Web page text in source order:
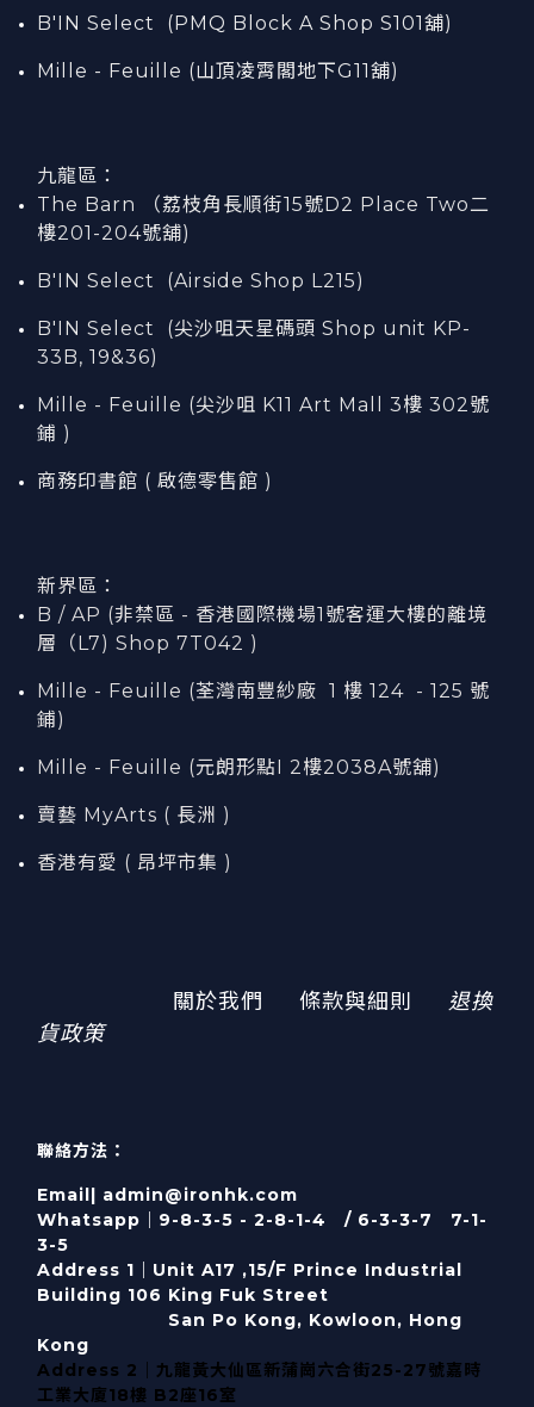
B'IN Select (PMQ Block A Shop S101舖)
Mille - Feuille (山頂凌霄閣地下G11舖)
九龍區：
The Barn （荔枝角長順街15號D2 Place Two二
樓201-204號舖)
B'IN Select (Airside Shop L215)
B'IN Select (尖沙咀天星碼頭 Shop unit KP-
33B, 19&36)
Mille - Feuille (尖沙咀 K11 Art Mall 3樓 302號
鋪 )
商務印書館 ( 啟德零售館 )
新界區：
B / AP (非禁區 - 香港國際機場1號客運大樓的離境
層（L7) Shop 7T042 )
Mille - Feuille (荃灣南豐紗廠 1 樓 124 - 125 號
鋪)
Mille - Feuille (元朗形點I 2樓2038A號舖)
賣藝 MyArts ( 長洲 )
香港有愛 ( 昂坪市集 )
關於我們 條款與細則
退換
貨政策
聯絡方法：
Email| admin@ironhk.com
Whatsapp｜9-8-3-5 - 2-8-1-4 / 6-3-3-7 7-1-
3-5
Address 1｜ Unit A17 ,15/F Prince Industrial
Building 106 King Fuk Street
San Po Kong, Kowloon, Hong
Kong
Address 2｜九龍黃大仙區新蒲崗六合街25-27號嘉時
工業大廈18樓 B2座16室